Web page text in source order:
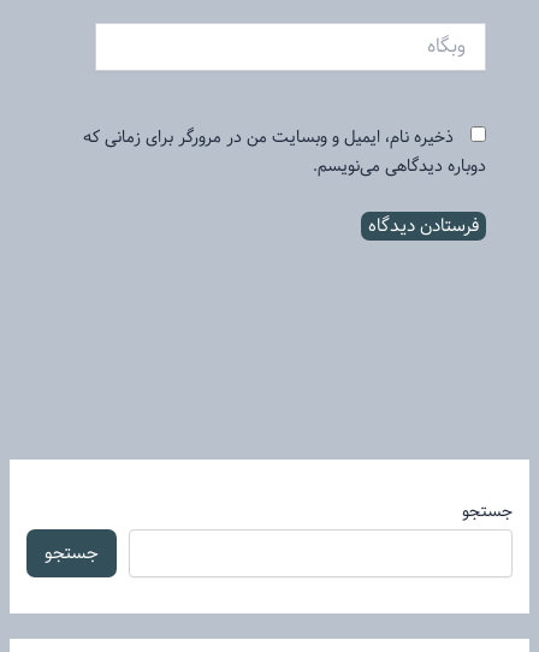
جستجو
جستجو
ذخیره نام، ایمیل و وبسایت من در مرورگر برای زمانی که
دوباره دیدگاهی می‌نویسم.